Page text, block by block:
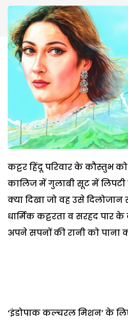
कट्टर हिंदू परिवार के कौस्तुभ
कालिज में गुलाबी सूट में
क्या दिखा जो वह उसे
धार्मिक कट्टरता व सरहद पार
अपने सपनों की रानी को पाना
‘इंडोपाक कल्चरल मिशन’ के